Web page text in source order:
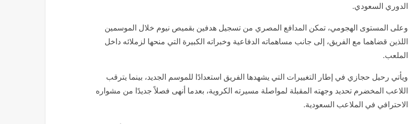
الدوري السعودي.
وعلى المستوى الهجومي، تمكن المدافع المصري من تسجيل هدفين بقميص نيوم خلال الموسمين
اللذين قضاهما مع الفريق، إلى جانب مساهماته الدفاعية وخبراته الكبيرة التي منحها لزملائه داخل
الملعب.
ويأتي رحيل حجازي في إطار التغييرات التي يشهدها الفريق استعدادًا للموسم الجديد، بينما يترقب
اللاعب المخضرم تحديد وجهته المقبلة لمواصلة مسيرته الكروية، بعدما أنهى فصلاً جديدًا من مشواره
الاحترافي في الملاعب السعودية.